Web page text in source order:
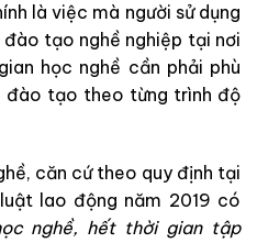
là việc mà người sử dụng
tạo nghề nghiệp tại nơi
học nghề cần phải phù
đào tạo theo từng trình độ
căn cứ theo quy định tại
lao động năm 2019 có
nghề, hết thời gian tập